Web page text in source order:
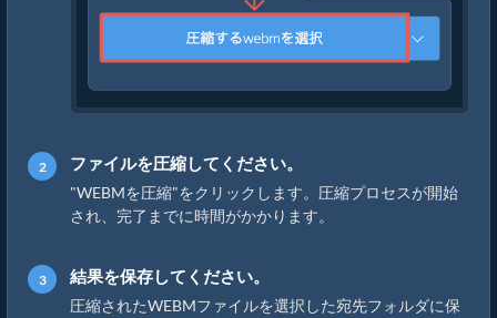
ファイルを圧縮してください。
"WEBMを圧縮"をクリックします。圧縮プロセスが開始
され、完了までに時間がかかります。
結果を保存してください。
圧縮されたWEBMファイルを選択した宛先フォルダに保